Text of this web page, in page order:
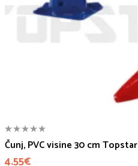
Čunj, PVC visine 30 cm Topstar
4.55€